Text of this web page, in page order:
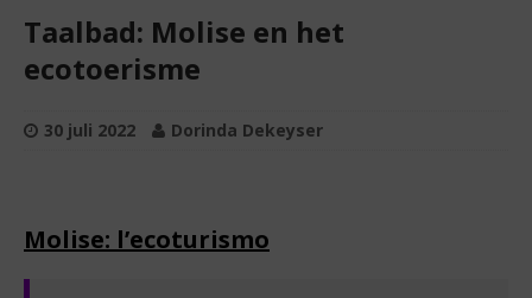
Taalbad: Molise en het
ecotoerisme
30 juli 2022 Dorinda Dekeyser
Molise: l’ecoturismo